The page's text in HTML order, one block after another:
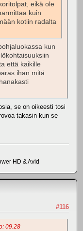
eikä ole
kuin
kotiin radalta
kun
että kaikille
ihan mitä
se on oikeesti tosi
takasin kun se
HD & Avid
#116
09.28